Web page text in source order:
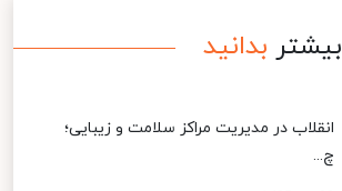
بیشتر بدانید
انقلاب در مدیریت مراکز سلامت و زیبایی؛
چ...